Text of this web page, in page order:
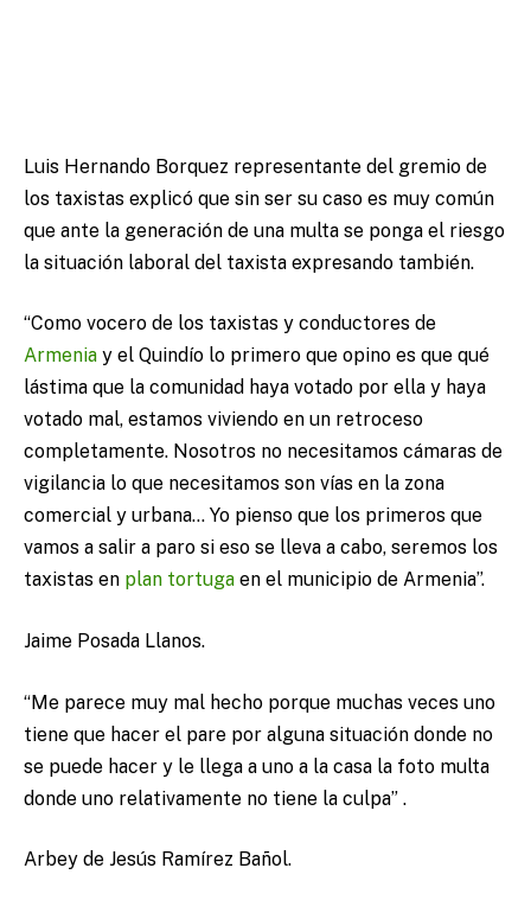
Luis Hernando Borquez representante del gremio de
los taxistas explicó que sin ser su caso es muy común
que ante la generación de una multa se ponga el riesgo
la situación laboral del taxista expresando también.
“Como vocero de los taxistas y conductores de
Armenia y el Quindío lo primero que opino es que qué
lástima que la comunidad haya votado por ella y haya
votado mal, estamos viviendo en un retroceso
completamente. Nosotros no necesitamos cámaras de
vigilancia lo que necesitamos son vías en la zona
comercial y urbana… Yo pienso que los primeros que
vamos a salir a paro si eso se lleva a cabo, seremos los
taxistas en plan tortuga en el municipio de Armenia”.
Jaime Posada Llanos.
“Me parece muy mal hecho porque muchas veces uno
tiene que hacer el pare por alguna situación donde no
se puede hacer y le llega a uno a la casa la foto multa
donde uno relativamente no tiene la culpa” .
Arbey de Jesús Ramírez Bañol.